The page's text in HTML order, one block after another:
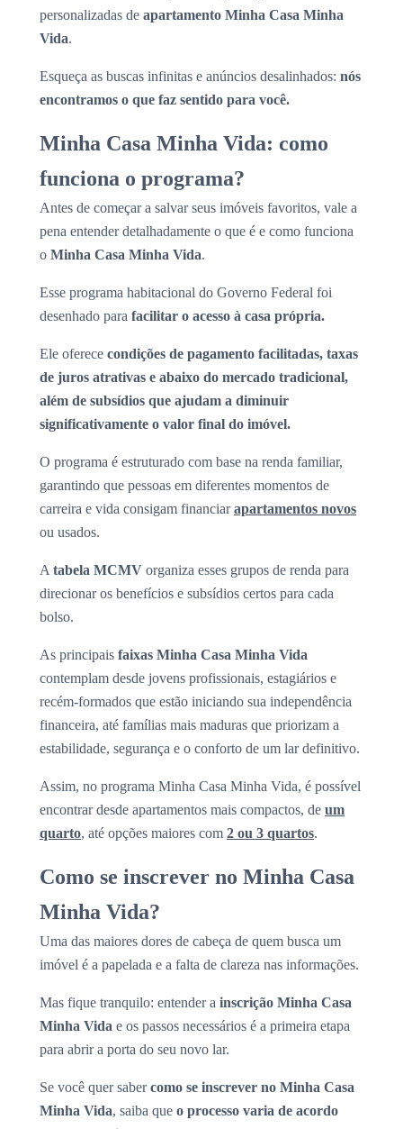
personalizadas de apartamento Minha Casa Minha
Vida.
Esqueça as buscas infinitas e anúncios desalinhados: nós
encontramos o que faz sentido para você.
Minha Casa Minha Vida: como
funciona o programa?
Antes de começar a salvar seus imóveis favoritos, vale a
pena entender detalhadamente o que é e como funciona
o Minha Casa Minha Vida.
Esse programa habitacional do Governo Federal foi
desenhado para facilitar o acesso à casa própria.
Ele oferece condições de pagamento facilitadas, taxas
de juros atrativas e abaixo do mercado tradicional,
além de subsídios que ajudam a diminuir
significativamente o valor final do imóvel.
O programa é estruturado com base na renda familiar,
garantindo que pessoas em diferentes momentos de
carreira e vida consigam financiarapartamentos novos
ou usados.
A tabela MCMV organiza esses grupos de renda para
direcionar os benefícios e subsídios certos para cada
bolso.
As principais faixas Minha Casa Minha Vida
contemplam desde jovens profissionais, estagiários e
recém-formados que estão iniciando sua independência
financeira, até famílias mais maduras que priorizam a
estabilidade, segurança e o conforto de um lar definitivo.
Assim, no programa Minha Casa Minha Vida, é possível
encontrar desde apartamentos mais compactos, de um
quarto, até opções maiores com 2 ou 3 quartos.
Como se inscrever no Minha Casa
Minha Vida?
Uma das maiores dores de cabeça de quem busca um
imóvel é a papelada e a falta de clareza nas informações.
Mas fique tranquilo: entender a inscrição Minha Casa
Minha Vida e os passos necessários é a primeira etapa
para abrir a porta do seu novo lar.
Se você quer sabercomo se inscrever no Minha Casa
Minha Vida, saiba que o processo varia de acordo